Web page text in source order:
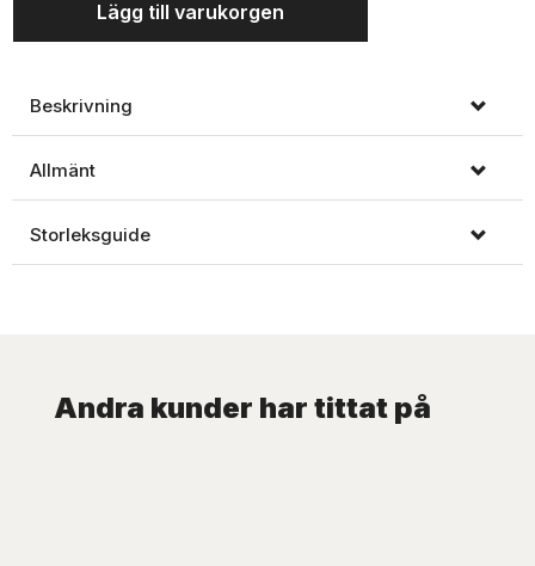
Lägg till varukorgen
Beskrivning
Allmänt
Storleksguide
Andra kunder har tittat på